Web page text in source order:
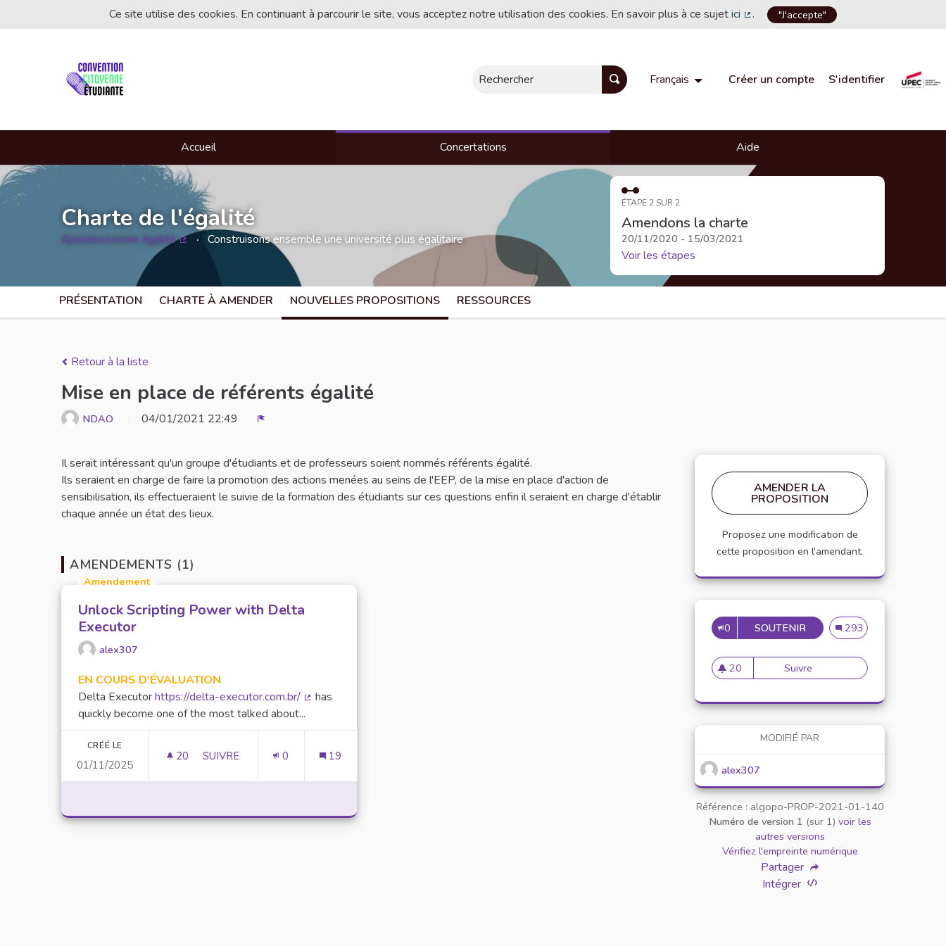
Ce site utilise des cookies. En continuant à parcourir le site, vous acceptez notre utilisation des cookies. En savoir plus à ce sujetici
(Lien externe)
. "J'accepte"
Rechercher Français Choisir la langueChoose language
Créer un compte S'identifier
Accueil Concertations Aide
Charte de l'égalité
#pasdesexisme égalité Construisons ensemble une université plus égalitaire
ÉTAPE 2 SUR 2
Amendons la charte
20/11/2020 - 15/03/2021
Voir les étapes
PRÉSENTATION CHARTE À AMENDER NOUVELLES PROPOSITIONS RESSOURCES
Retour à la liste
Mise en place de référents égalité
NDAO 04/01/2021 22:49
Il serait intéressant qu'un groupe d'étudiants et de professeurs soient nommés référents égalité.
Ils seraient en charge de faire la promotion des actions menées au seins de l'EEP, de la mise en place d'action de
sensibilisation, ils effectueraient le suivie de la formation des étudiants sur ces questions enfin il seraient en charge d'établir
chaque année un état des lieux.
AMENDEMENTS (1)
Amendement
Unlock Scripting Power with Delta
Executor
alex307
EN COURS D'ÉVALUATION
Delta Executorhttps://delta-executor.com.br/
has
quickly become one of the most talked about...
CRÉÉ LE
01/11/2025
20 20 ABONNÉS
SUIVRE 0 19
AMENDER LA
PROPOSITION
Proposez une modification de
cette proposition en l'amendant.
0 SOUTENIR MISE EN PLACE DE
Mise en place de
293
20
20 abonnés
Suivre Mise en place de référents
MODIFIÉ PAR
alex307
Référence : algopo-PROP-2021-01-140
Numéro de version 1 (sur 1) voir les
autres versions
Vérifiez l'empreinte numérique
Partager
Intégrer